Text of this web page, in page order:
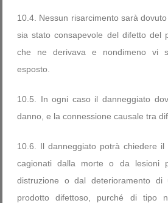
10.4. Nessun risarcimento sarà
sia stato consapevole del difetto del
che ne derivava e nondimeno vi
esposto.
10.5. In ogni caso il danneggiato
danno, e la connessione causale tra
10.6. Il danneggiato potrà chiedere
cagionati dalla morte o da lesioni
distruzione o dal deterioramento
prodotto difettoso, purché di tipo